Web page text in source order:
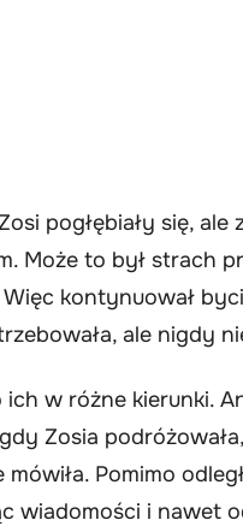
pogłębiały się, ale
Może to był strach
kontynuował
ale nigdy
w różne kierunki.
Zosia
Pomimo
wiadomości i nawet